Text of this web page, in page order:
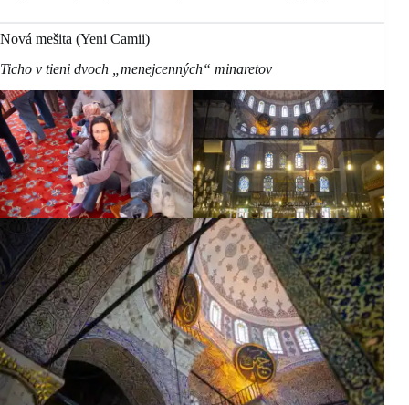
Nová mešita (Yeni Camii)
Ticho v tieni dvoch „menejcenných“ minaretov